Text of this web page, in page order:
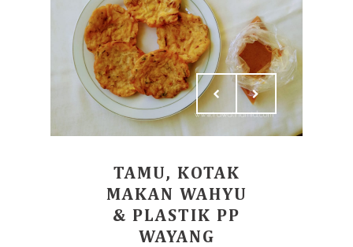
TAMU, KOTAK
MAKAN WAHYU
& PLASTIK PP
WAYANG